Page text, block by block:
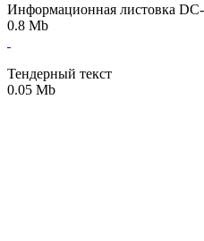
Информационная листовка
0.8 Mb
Тендерный текст
0.05 Mb